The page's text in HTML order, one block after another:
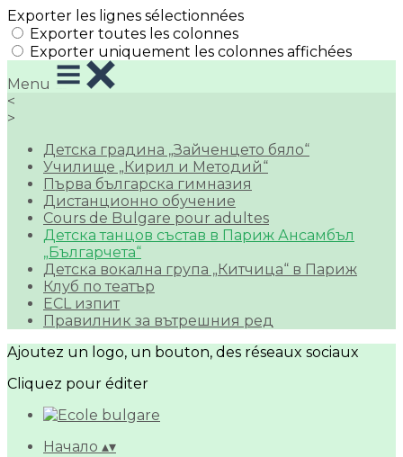
Exporter les lignes sélectionnées
Exporter toutes les colonnes
Exporter uniquement les colonnes affichées
Menu
<
>
Детска градина „Зайченцето бяло“
Училище „Кирил и Методий“
Първа българска гимназия
Дистанционно обучение
Cours de Bulgare pour adultes
Детска танцов състав в Париж Ансамбъл
„Българчета“
Детска вокална група „Китчица“ в Париж
Клуб по театър
ECL изпит
Правилник за вътрешния ред
Ajoutez un logo, un bouton, des réseaux sociaux
Cliquez pour éditer
Начало ▴▾